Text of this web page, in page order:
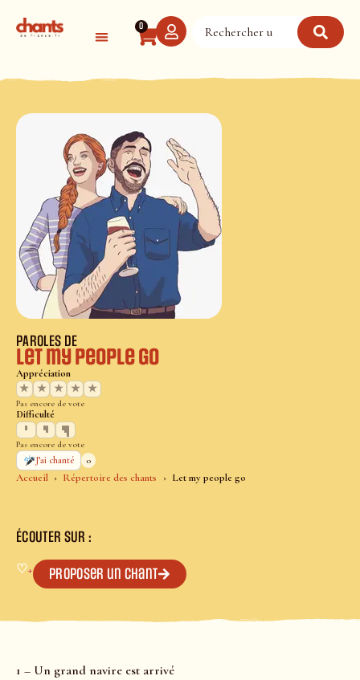
0
Accueil Répertoire des chants Let my people go
PAROLES DE
Let my people go
Appréciation
★
★ ★ ★ ★
Pas encore de vote
Difficulté
Pas encore de vote
J’ai chanté
0
ÉCOUTER SUR :
♡+ Proposer un chant
1 – Un grand navire est arrivé